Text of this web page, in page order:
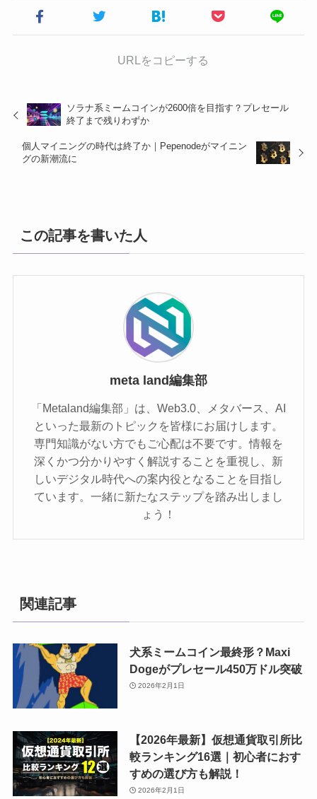
URLをコピーする
ソラナ系ミームコインが2600倍を目指す？プレセール
終了まで残りわずか
個人マイニングの時代は終了か｜Pepenodeがマイニン
グの新潮流に
この記事を書いた人
meta land編集部
「Metaland編集部」は、Web3.0、メタバース、AI
といった最新のトピックを皆様にお届けします。
専門知識がない方でもご心配は不要です。情報を
深くかつ分かりやすく解説することを重視し、新
しいデジタル時代への案内役となることを目指し
ています。一緒に新たなステップを踏み出しまし
ょう！
関連記事
犬系ミームコイン最終形？Maxi
Dogeがプレセール450万ドル突破
2026年2月1日
【2026年最新】仮想通貨取引所比
較ランキング16選｜初心者におす
すめの選び方も解説！
2026年2月1日